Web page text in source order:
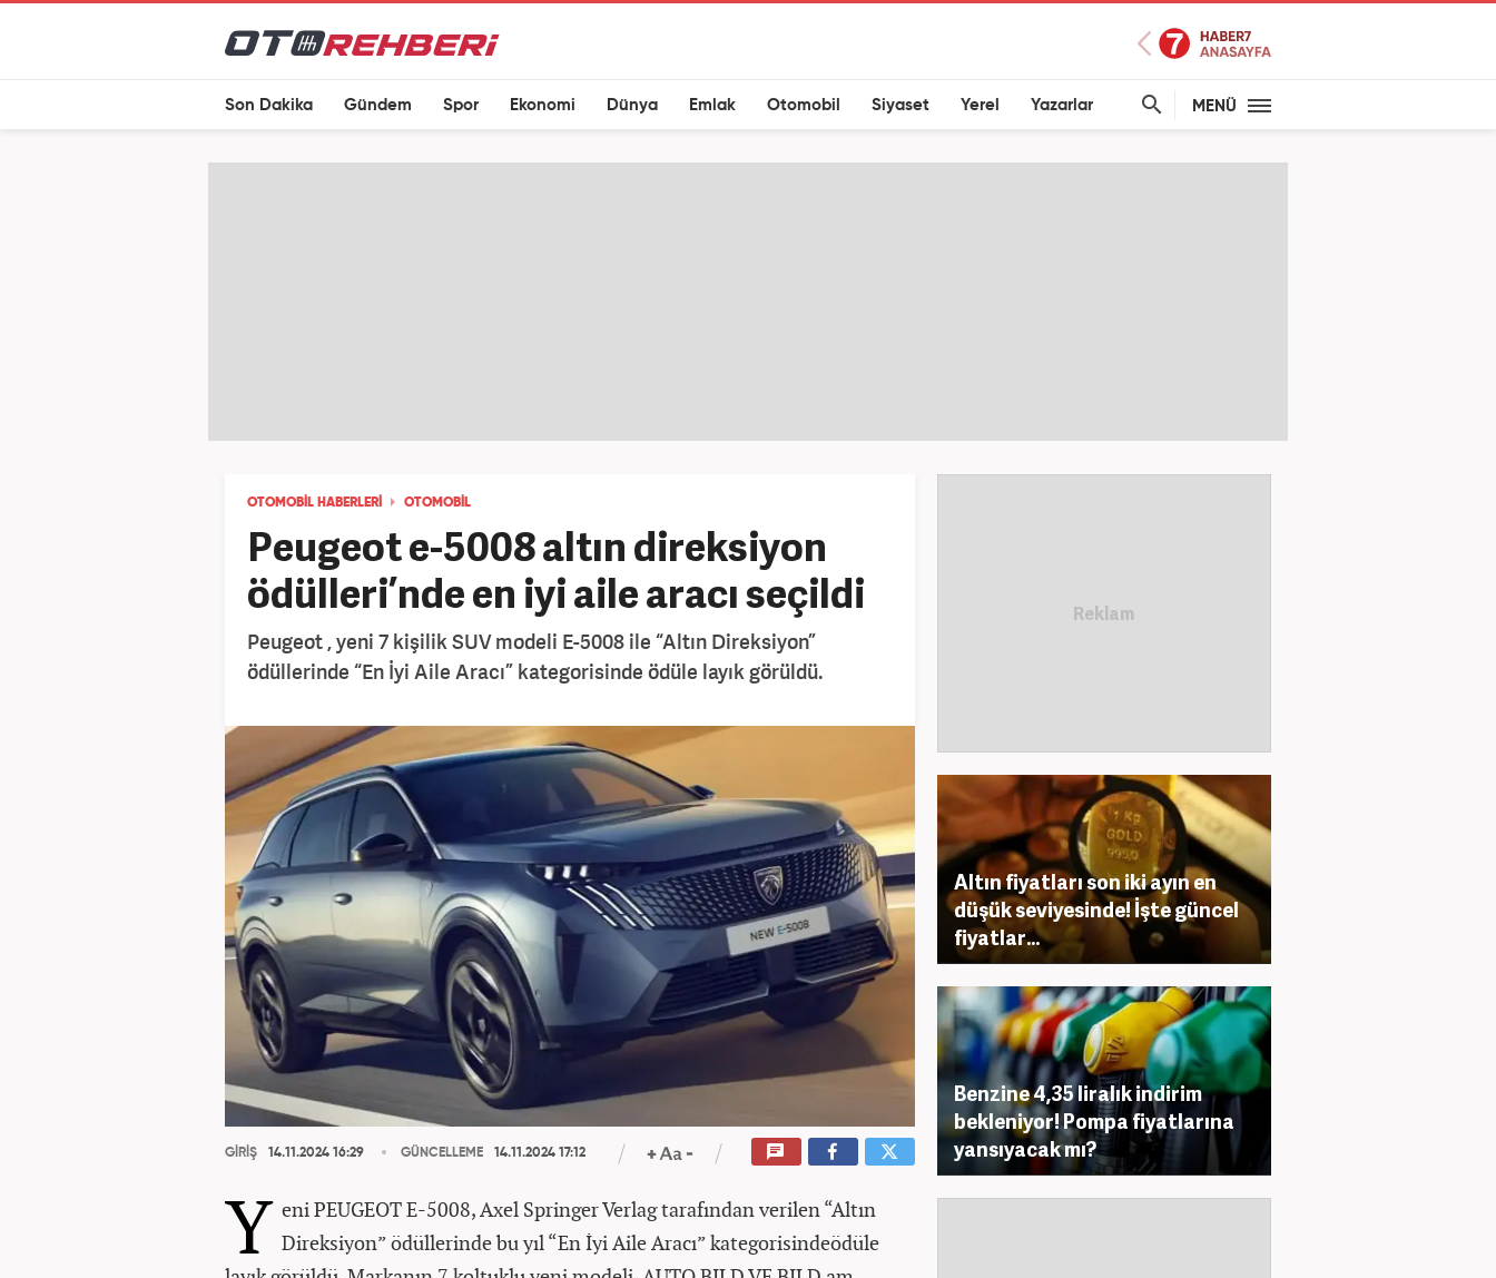
Son Dakika Gündem Spor Ekonomi Dünya Emlak Otomobil Siyaset Yerel Yazarlar MENÜ
OTOMOBİL HABERLERİ OTOMOBİL
Peugeot e-5008 altın direksiyon
ödülleri’nde en iyi aile aracı seçildi
Peugeot , yeni 7 kişilik SUV modeli E-5008 ile “Altın Direksiyon”
ödüllerinde “En İyi Aile Aracı” kategorisinde ödüle layık görüldü.
GİRİŞ 14.11.2024 16:29 GÜNCELLEME 14.11.2024 17:12
Y eni PEUGEOT E-5008, Axel Springer Verlag tarafından verilen “Altın
Direksiyon” ödüllerinde bu yıl “En İyi Aile Aracı” kategorisindeödüle
Altın fiyatları son iki ayın en
düşük seviyesinde! İşte güncel
fiyatlar...
Benzine 4,35 liralık indirim
bekleniyor! Pompa fiyatlarına
yansıyacak mı?